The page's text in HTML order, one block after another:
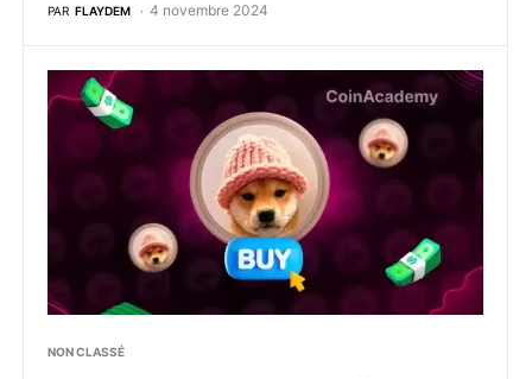
PAR FLAYDEM 4 novembre 2024
Comment acheter du dogwifhat (WIF) en 2026 ?
NON CLASSÉ